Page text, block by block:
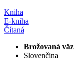
Kniha
E-kniha
Čítaná
Brožovaná
Slovenčina